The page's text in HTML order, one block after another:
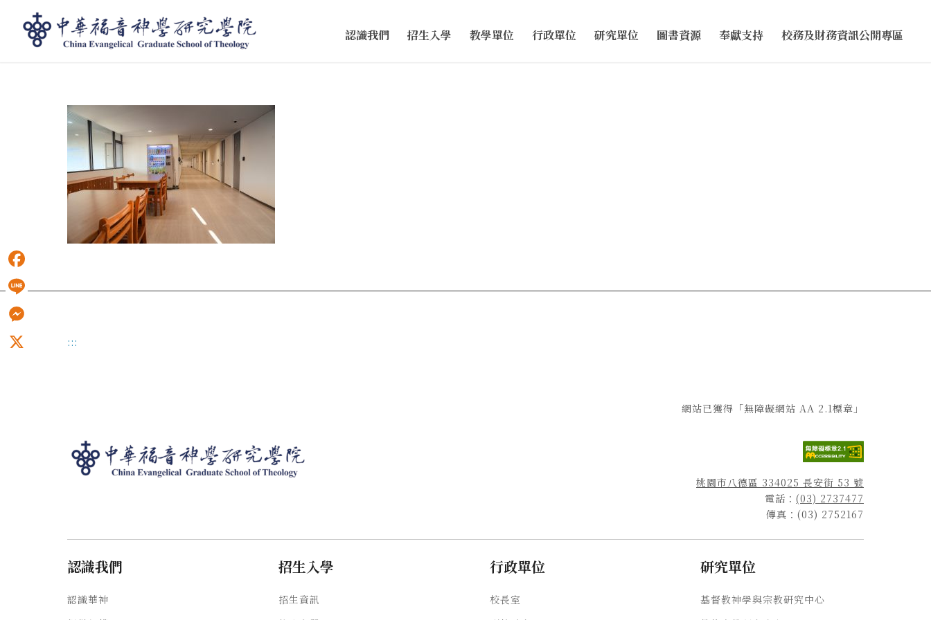
認識我們 招生入學 教學單位 行政單位 研究單位 圖書資源 奉獻支持 校務及財務資訊公開專區
:::
網站已獲得「無障礙網站 AA 2.1標章」
桃園市八德區 334025 長安街 53 號
電話： (03) 2737477
傳真：(03) 2752167
認識我們
認識華神
招生入學
招生資訊
行政單位
校長室
研究單位
基督教神學與宗教研究中心
Facebook
Line
Messenger